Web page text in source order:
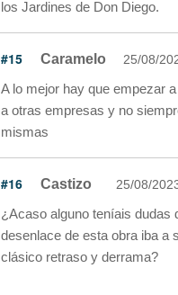
los Jardines de Don Diego.
#15 Caramelo 25/08/
A lo mejor hay que empezar
a otras empresas y no
mismas
#16 Castizo 25/08/
¿Acaso alguno teníais dudas
desenlace de esta obra iba a
clásico retraso y derrama?